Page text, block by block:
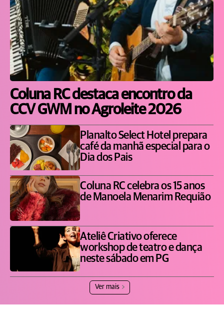
Coluna RC destaca encontro da
CCV GWM no Agroleite 2026
Planalto Select Hotel prepara
café da manhã especial para o
Dia dos Pais
Coluna RC celebra os 15 anos
de Manoela Menarim Requião
Ateliê Criativo oferece
workshop de teatro e dança
neste sábado em PG
Ver mais